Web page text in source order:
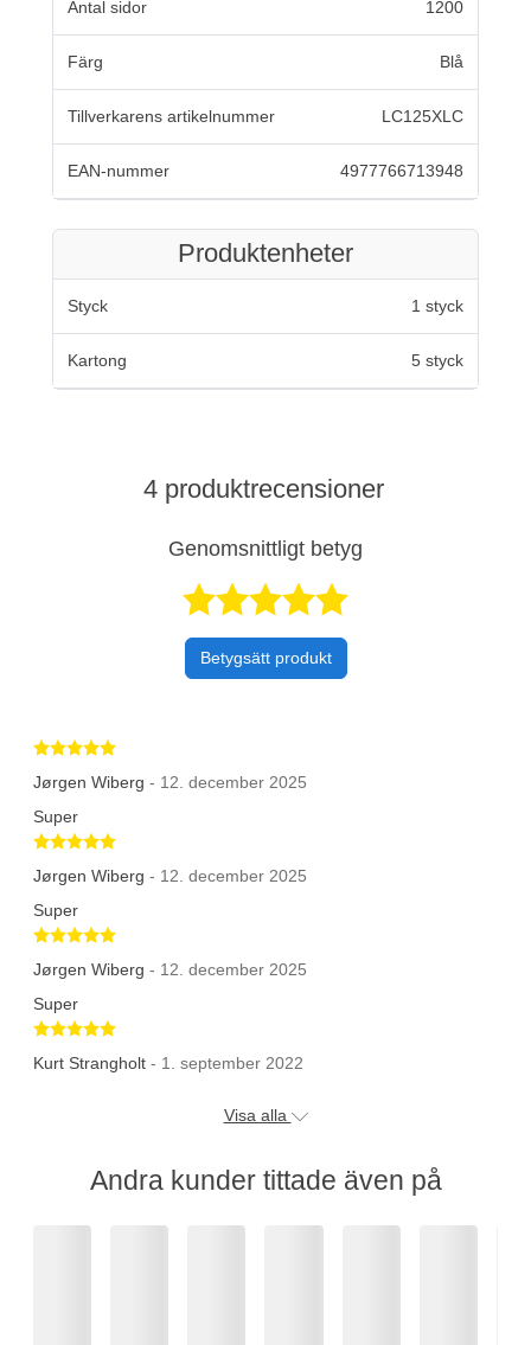
Antal sidor 1200
Färg Blå
Tillverkarens artikelnummer LC125XLC
EAN-nummer 4977766713948
Produktenheter
Styck 1 styck
Kartong 5 styck
4 produktrecensioner
Genomsnittligt betyg
Betygsatt 5 av
Betygsätt produkt
Betygsatt 5 av 5 stjärnor
Jørgen Wiberg - 12. december 2025
Super
Betygsatt 5 av 5 stjärnor
Jørgen Wiberg - 12. december 2025
Super
Betygsatt 5 av 5 stjärnor
Jørgen Wiberg - 12. december 2025
Super
Betygsatt 5 av 5 stjärnor
Kurt Strangholt - 1. september 2022
Visa alla
Andra kunder tittade även på